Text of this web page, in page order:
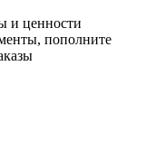
и ценности
пополните